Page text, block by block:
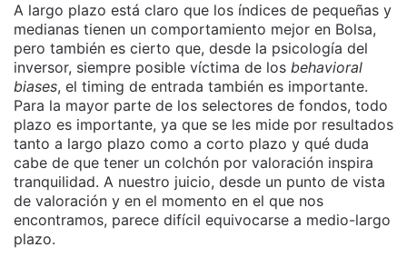
A largo plazo está claro que los índices de pequeñas y
medianas tienen un comportamiento mejor en Bolsa,
pero también es cierto que, desde la psicología del
inversor, siempre posible víctima de los behavioral
biases, el timing de entrada también es importante.
Para la mayor parte de los selectores de fondos, todo
plazo es importante, ya que se les mide por resultados
tanto a largo plazo como a corto plazo y qué duda
cabe de que tener un colchón por valoración inspira
tranquilidad. A nuestro juicio, desde un punto de vista
de valoración y en el momento en el que nos
encontramos, parece difícil equivocarse a medio-largo
plazo.